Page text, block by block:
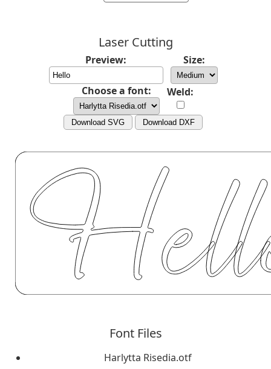
Laser Cutting
Preview: Size:
Choose a font: Weld:
Download SVG Download DXF
Font Files
Harlytta Risedia.otf